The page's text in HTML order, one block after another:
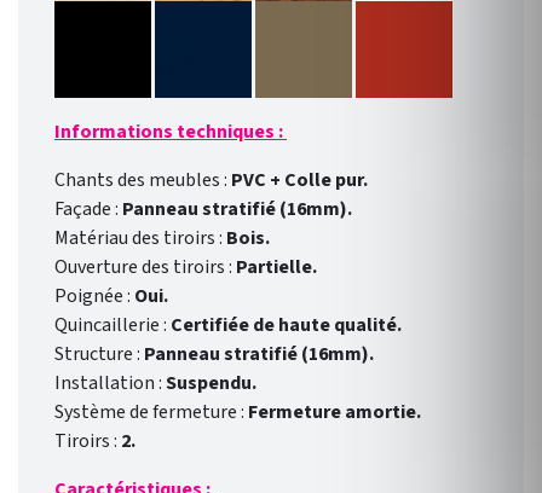
Informations techniques :
Chants des meubles : PVC + Colle pur.
Façade : Panneau stratifié (16mm).
Matériau des tiroirs : Bois.
Ouverture des tiroirs : Partielle.
Poignée : Oui.
Quincaillerie : Certifiée de haute qualité.
Structure : Panneau stratifié (16mm).
Installation :Suspendu.
Système de fermeture : Fermeture amortie.
Tiroirs : 2.